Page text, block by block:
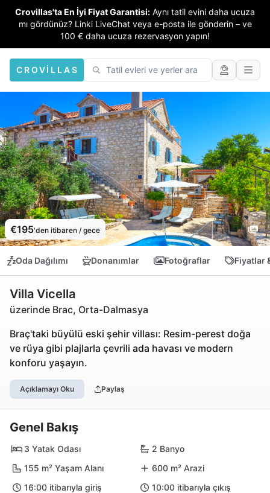
Crovillas'ta En İyi Fiyat Garantisi: Aynı tatil evini daha ucuza
mı gördünüz? Linki LiveChat veya e-posta ile gönderin – ve
100 € daha ucuza rezervasyon yapın!
CROVILLAS
€195'den itibaren / gece
Oda Dağılımı Donanımlar Fotoğraflar Fiyatlar
Villa Vicella
üzerinde Brac, Orta-Dalmasya
Braç'taki büyülü eski şehir villası: Resim-perest doğa
ve rüya gibi plajlarla çevrili ada havası ve modern
konforu yaşayın.
Açıklamayı Oku Paylaş
Genel Bakış
3 Yatak Odası
2 Banyo
155 m² Yaşam Alanı
600 m² Arazi
16:00 itibarıyla giriş
10:00 itibarıyla çıkış